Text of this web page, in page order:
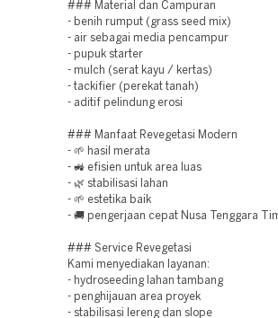
### Material dan Campuran
- benih rumput (grass seed mix)
- air sebagai media pencampur
- pupuk starter
- mulch (serat kayu / kertas)
- tackifier (perekat tanah)
- aditif pelindung erosi
### Manfaat Revegetasi Modern
- 🌱 hasil merata
- 🚜 efisien untuk area luas
- 🌿 stabilisasi lahan
- 🌱 estetika baik
- 🚚 pengerjaan cepat Nusa Tenggara
### Service Revegetasi
Kami menyediakan layanan:
- hydroseeding lahan tambang
- penghijauan area proyek
- stabilisasi lereng dan slope